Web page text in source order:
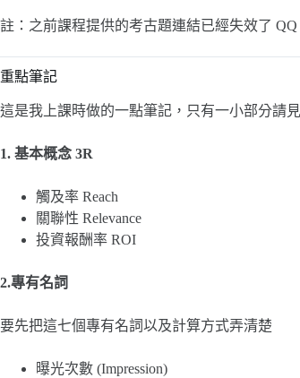
註：之前課程提供的考古題連結已經失效了
重點筆記
這是我上課時做的一點筆記，只有一小部分請
1. 基本概念 3R
觸及率 Reach
關聯性 Relevance
投資報酬率 ROI
2.專有名詞
要先把這七個專有名詞以及計算方式弄清楚
曝光次數 (Impression)